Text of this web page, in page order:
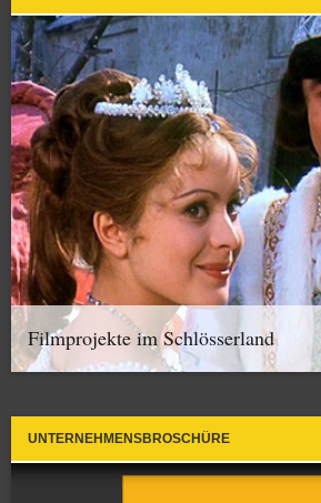
Filmprojekte im Schlösserland
UNTERNEHMENSBROSCHÜRE